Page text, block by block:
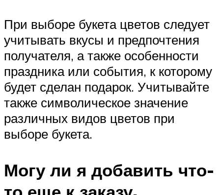
При выборе букета цветов следует
учитывать вкусы и предпочтения
получателя, а также особенности
праздника или события, к которому
будет сделан подарок. Учитывайте
также символическое значение
различных видов цветов при
выборе букета.
Могу ли я добавить что-